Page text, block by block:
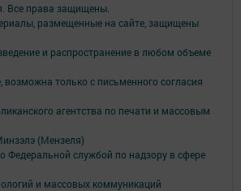
Все права защищены.
размещенные на сайте, защищены
и распространение в любом объеме
возможна только с письменного согласия
агентства по печати и массовым
(Мензеля)
Федеральной службой по надзору в сфере
и массовых коммуникаций